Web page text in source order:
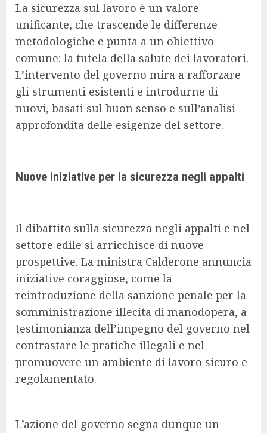
La sicurezza sul lavoro è un valore
unificante, che trascende le differenze
metodologiche e punta a un obiettivo
comune: la tutela della salute dei lavoratori.
L’intervento del governo mira a rafforzare
gli strumenti esistenti e introdurne di
nuovi, basati sul buon senso e sull’analisi
approfondita delle esigenze del settore.
Nuove iniziative per la sicurezza negli appalti
Il dibattito sulla sicurezza negli appalti e nel
settore edile si arricchisce di nuove
prospettive. La ministra Calderone annuncia
iniziative coraggiose, come la
reintroduzione della sanzione penale per la
somministrazione illecita di manodopera, a
testimonianza dell’impegno del governo nel
contrastare le pratiche illegali e nel
promuovere un ambiente di lavoro sicuro e
regolamentato.
L’azione del governo segna dunque un